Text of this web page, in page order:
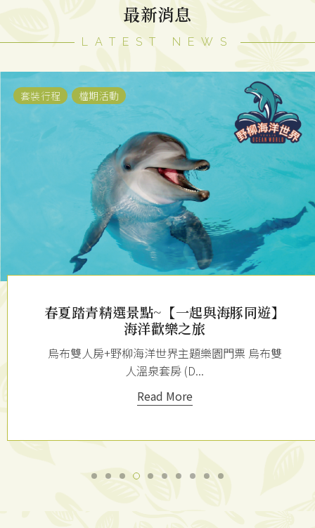
最新消息
LATEST NEWS
套裝行程 檔期活動
春夏踏青精選景點~【一起與海豚同遊】
海洋歡樂之旅
烏布雙人房+野柳海洋世界主題樂園門票 烏布雙
人溫泉套房 (D...
Read More